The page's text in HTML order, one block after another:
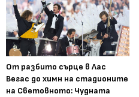
От разбито сърце в Лас
Вегас до химн на стадионите
на Световното: Чудната